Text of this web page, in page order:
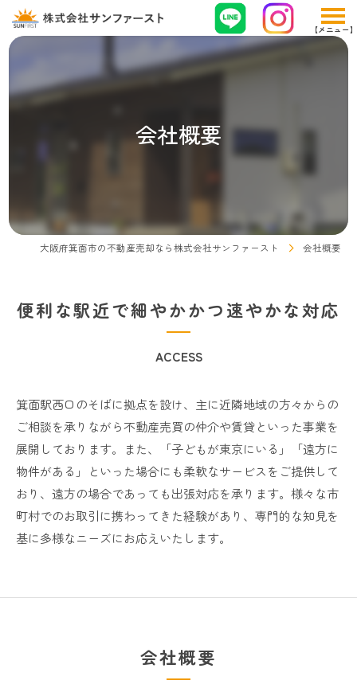
会社概要
大阪府箕面市の不動産売却なら株式会社サンファースト 会社概要
便利な駅近で細やかかつ速やかな対応
ACCESS
箕面駅西口のそばに拠点を設け、主に近隣地域の方々からの
ご相談を承りながら不動産売買の仲介や賃貸といった事業を
展開しております。また、「子どもが東京にいる」「遠方に
物件がある」といった場合にも柔軟なサービスをご提供して
おり、遠方の場合であっても出張対応を承ります。様々な市
町村でのお取引に携わってきた経験があり、専門的な知見を
基に多様なニーズにお応えいたします。
会社概要